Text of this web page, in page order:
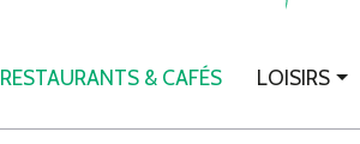
RESTAURANTS & CAFÉS LOISIRS